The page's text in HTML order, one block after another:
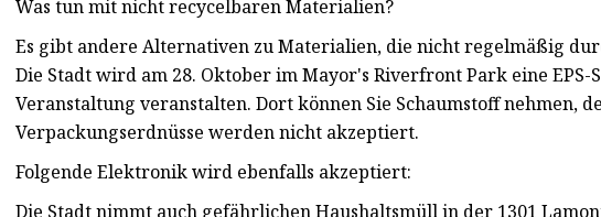
Was tun mit nicht recycelbaren Materialien?
Es gibt andere Alternativen zu Materialien, die nicht regelmäßig
Die Stadt wird am 28. Oktober im Mayor's Riverfront Park eine
Veranstaltung veranstalten. Dort können Sie Schaumstoff nehmen,
Verpackungserdnüsse werden nicht akzeptiert.
Folgende Elektronik wird ebenfalls akzeptiert:
Die Stadt nimmt auch gefährlichen Haushaltsmüll in der 1301